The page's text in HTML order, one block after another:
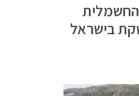
אופל קורסה e החשמלית